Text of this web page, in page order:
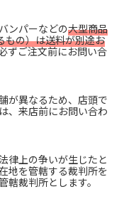
ンパーなどの大型商品
もの）は送料が別途お
ずご注文前にお問い合
が異なるため、店頭で
、来店前にお問い合わ
律上の争いが生じたと
地を管轄する裁判所を
轄裁判所とします。